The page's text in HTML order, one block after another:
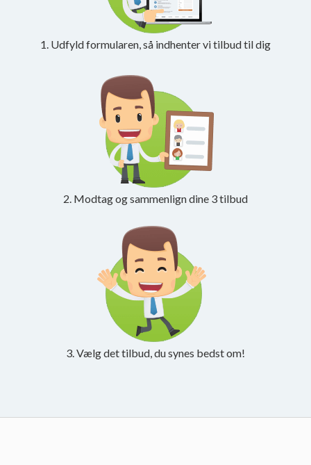
1. Udfyld formularen, så indhenter vi tilbud til dig
2. Modtag og sammenlign dine 3 tilbud
3. Vælg det tilbud, du synes bedst om!